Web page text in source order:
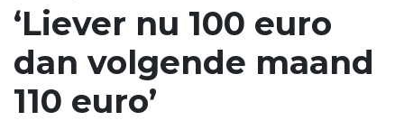
‘Liever nu 100 euro
dan volgende maand
110 euro’